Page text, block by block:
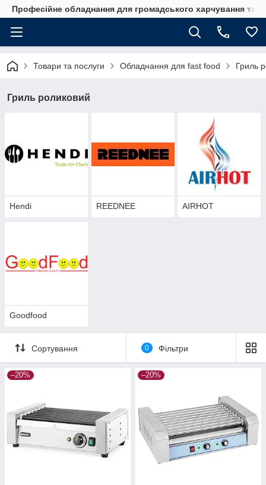
Професійне обладнання для громадського харчування та
Товари та послуги Обладнання для fast food Гриль
Гриль роликовий
Hendi REEDNEE AIRHOT
Goodfood
Сортування 0 Фільтри
–20% –20%